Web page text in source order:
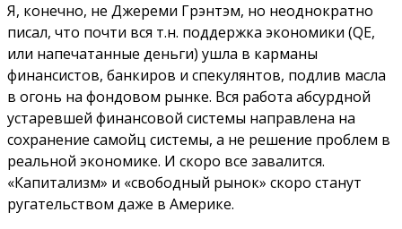
Я, конечно, не Джереми Грэнтэм, но неоднократно
писал, что почти вся т.н. поддержка экономики (QE,
или напечатанные деньги) ушла в карманы
финансистов, банкиров и спекулянтов, подлив масла
в огонь на фондовом рынке. Вся работа абсурдной
устаревшей финансовой системы направлена на
сохранение самойц системы, а не решение проблем в
реальной экономике. И скоро все завалится.
«Капитализм» и «свободный рынок» скоро станут
ругательством даже в Америке.